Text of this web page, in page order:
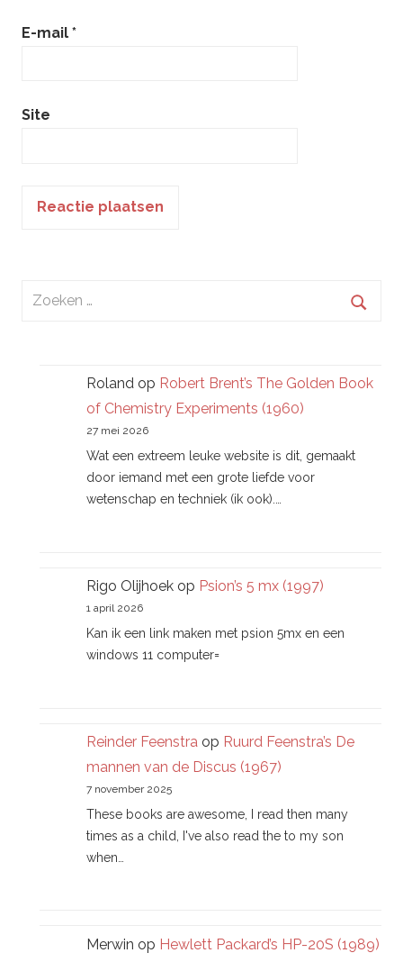
E-mail *
Site
Zoeken
Roland op Robert Brent’s The Golden Book
of Chemistry Experiments (1960)
27 mei 2026
Wat een extreem leuke website is dit, gemaakt
door iemand met een grote liefde voor
wetenschap en techniek (ik ook).…
Rigo Olijhoek op Psion’s 5 mx (1997)
1 april 2026
Kan ik een link maken met psion 5mx en een
windows 11 computer=
Reinder Feenstra op Ruurd Feenstra’s De
mannen van de Discus (1967)
7 november 2025
These books are awesome, I read then many
times as a child, I've also read the to my son
when…
Merwin op Hewlett Packard’s HP-20S (1989)